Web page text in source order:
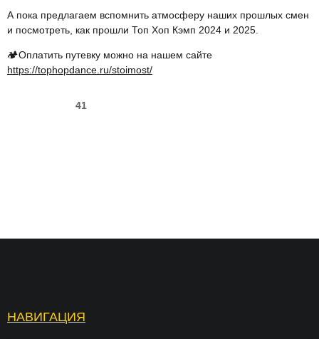
А пока предлагаем вспомнить атмосферу наших прошлых смен
и посмотреть, как прошли Топ Хоп Кэмп 2024 и 2025.
🏕️Оплатить путевку можно на нашем сайте
https://tophopdance.ru/stoimost/
41
НАВИГАЦИЯ